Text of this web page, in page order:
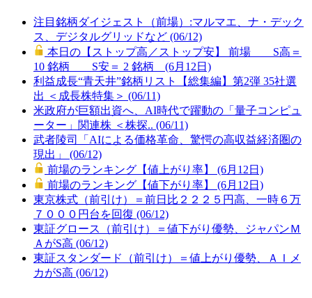
注目銘柄ダイジェスト（前場）:マルマエ、ナ・デック
ス、デジタルグリッドなど (06/12)
本日の【ストップ高／ストップ安】 前場 S高＝
10 銘柄 S安＝ 2 銘柄 (6月12日)
利益成長“青天井”銘柄リスト【総集編】第2弾 35社選
出 ＜成長株特集＞ (06/11)
米政府が巨額出資へ、AI時代で躍動の「量子コンピュ
ーター」関連株 ＜株探.. (06/11)
武者陵司「AIによる価格革命、驚愕の高収益経済圏の
現出」 (06/12)
前場のランキング【値上がり率】 (6月12日)
前場のランキング【値下がり率】 (6月12日)
東京株式（前引け）＝前日比２２２５円高、一時６万
７０００円台を回復 (06/12)
東証グロース（前引け）＝値下がり優勢、ジャパンＭ
ＡがS高 (06/12)
東証スタンダード（前引け）＝値上がり優勢、ＡＩメ
カがS高 (06/12)